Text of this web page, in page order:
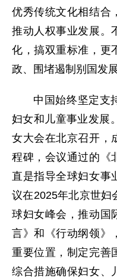
优秀传统文化相结合
推动人权事业发展。
化，搞双重标准，更
政、围堵遏制别国发展
中国始终坚定支
妇女和儿童事业发展
女大会在北京召开，
程碑，会议通过的《
直是指导全球妇女事
议在2025年北京世妇
球妇女峰会，推动国
言》和《行动纲领》
重要位置，制定完善
综合措施确保妇女、